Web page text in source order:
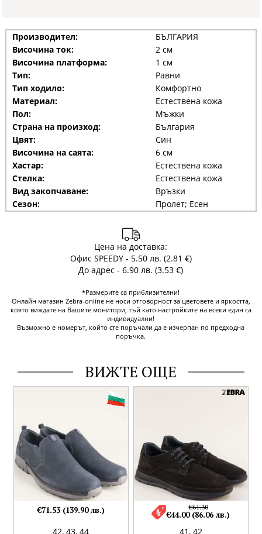
Производител:
БЪЛГАРИЯ
Височина ток:
2 см
Височина платформа:
1 см
Тип:
Равни
Тип ходило:
Комфортно
Материал:
Естествена кожа
Пол:
Мъжки
Страна на произход:
България
Цвят:
Син
Височина на саята:
6 см
Хастар:
Естествена кожа
Стелка:
Естествена кожа
Вид закопчаване:
Връзки
Сезон:
Пролет; Есен
Цена на доставка:
Офис SPEEDY - 5.50 лв. (2.81 €)
До адрес - 6.90 лв. (3.53 €)
*Размерите са приблизителни!
Онлайн магазин Zebra-online не носи отговорност за цветовете и яркостта,
която виждате на Вашите монитори, тъй като настройките на всеки един са
индивидуални!
Възможно е номерът, който сте поръчали да е изчерпан по предходна
поръчка.
ВИЖТЕ ОЩЕ
42,43,44
€71.53 (139.90 лв.)
41, 42
€61.30
€44.00 (86.06 лв.)